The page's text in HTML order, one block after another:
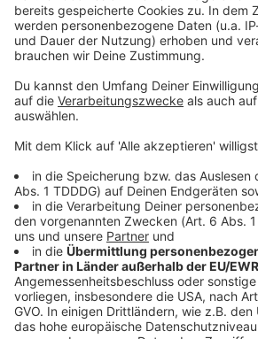
Sprachnachricht
© dpa-infocom,
Bayern